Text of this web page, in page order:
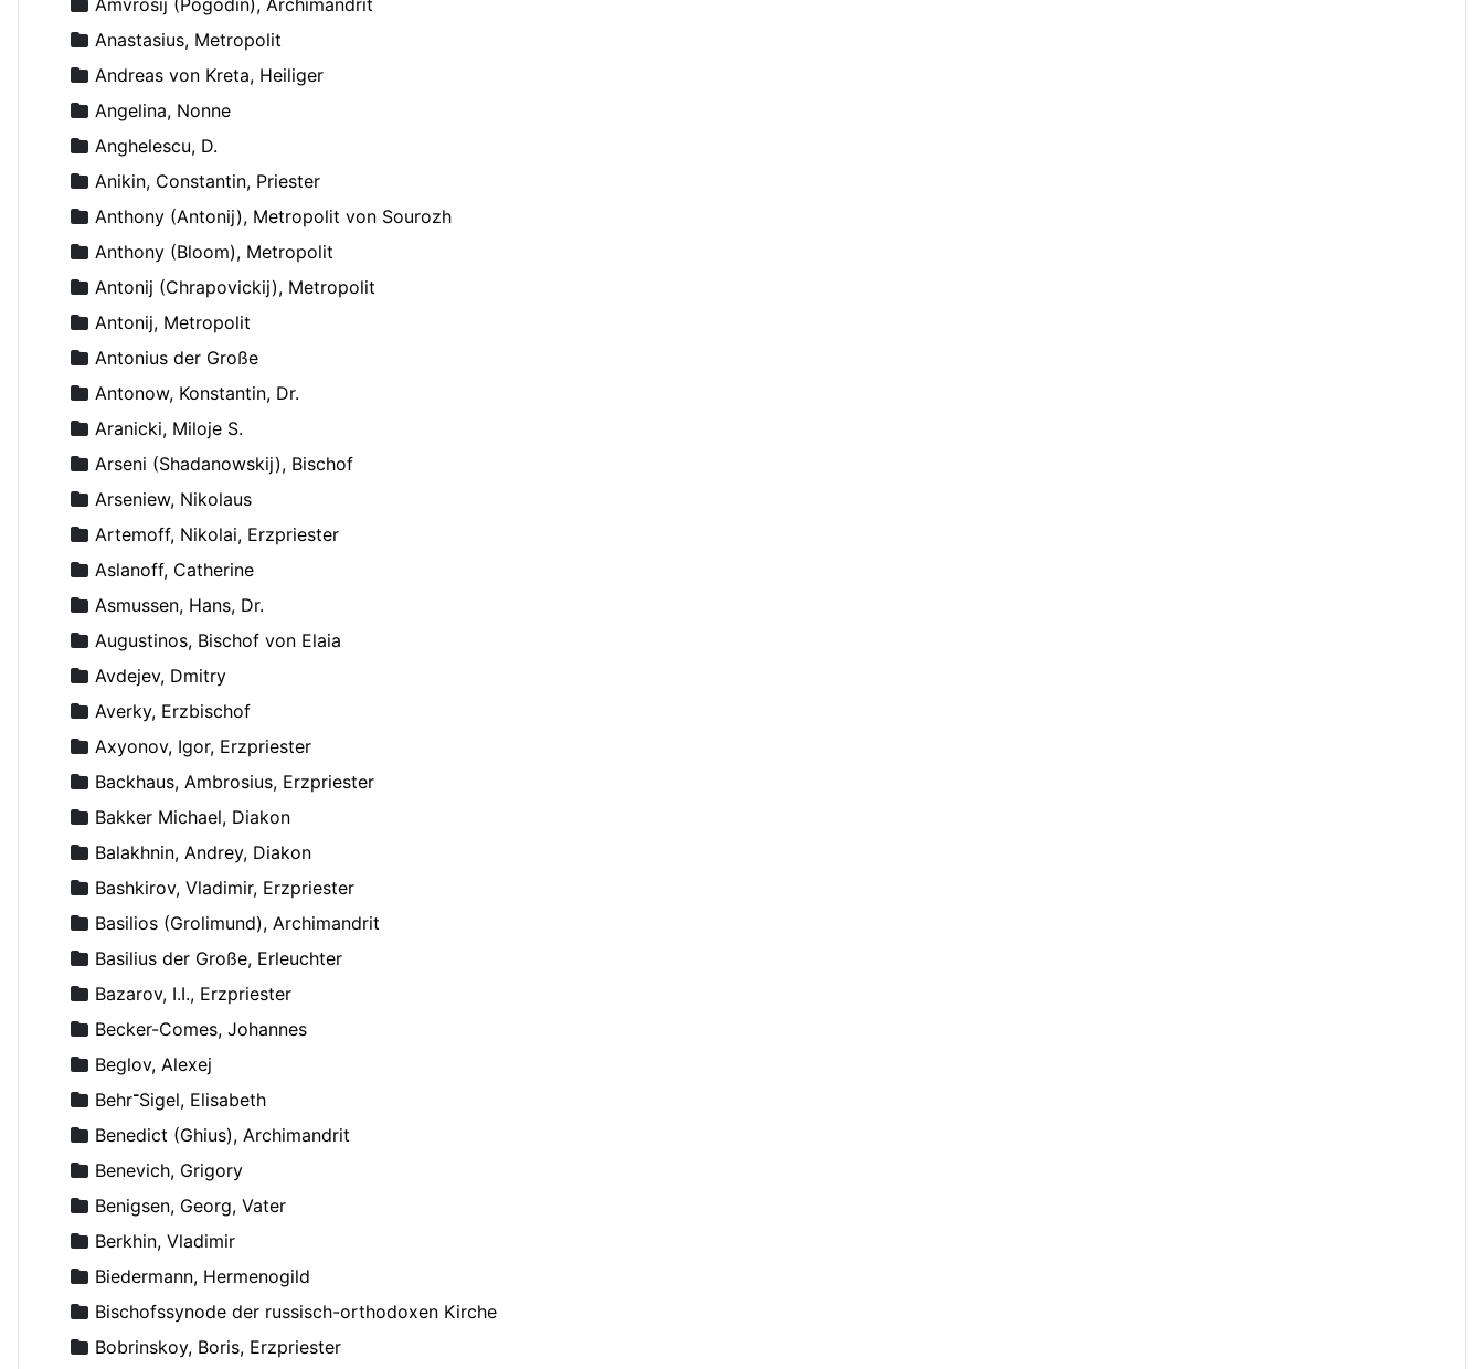
Anastasius, Metropolit
Andreas von Kreta, Heiliger
Angelina, Nonne
Anghelescu, D.
Anikin, Constantin, Priester
Anthony (Antonij), Metropolit von Sourozh
Anthony (Bloom), Metropolit
Antonij (Chrapovickij), Metropolit
Antonij, Metropolit
Antonius der Große
Antonow, Konstantin, Dr.
Aranicki, Miloje S.
Arseni (Shadanowskij), Bischof
Arseniew, Nikolaus
Artemoff, Nikolai, Erzpriester
Aslanoff, Catherine
Asmussen, Hans, Dr.
Augustinos, Bischof von Elaia
Avdejev, Dmitry
Averky, Erzbischof
Axyonov, Igor, Erzpriester
Backhaus, Ambrosius, Erzpriester
Bakker Michael, Diakon
Balakhnin, Andrey, Diakon
Bashkirov, Vladimir, Erzpriester
Basilios (Grolimund), Archimandrit
Basilius der Große, Erleuchter
Bazarov, I.I., Erzpriester
Becker-Comes, Johannes
Beglov, Alexej
Behr־Sigel, Elisabeth
Benedict (Ghius), Archimandrit
Benevich, Grigory
Benigsen, Georg, Vater
Berkhin, Vladimir
Biedermann, Hermenogild
Bischofssynode der russisch-orthodoxen Kirche
Bobrinskoy, Boris, Erzpriester